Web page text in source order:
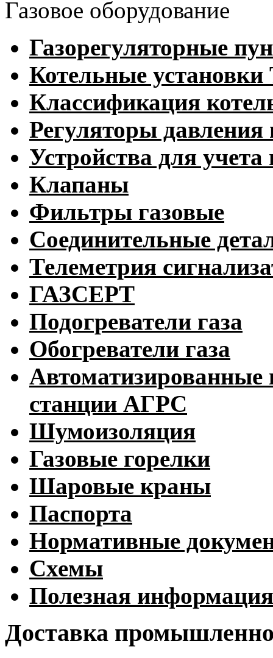
Газовое оборудование
Газорегуляторные
Котельные
Классификация
Регуляторы давления
Устройства для учета
Клапаны
Фильтры газовые
Соединительные
Телеметрия
ГАЗСЕРТ
Подогреватели газа
Обогреватели газа
Автоматизированные
станции АГРС
Шумоизоляция
Газовые горелки
Шаровые краны
Паспорта
Нормативные
Схемы
Полезная информация
Доставка